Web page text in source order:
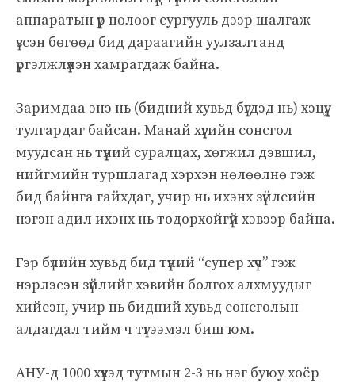
аппаратын үр нөлөөг сургууль дээр шалгаж
үзсэн бөгөөд бид дараагийн уулзалтанд
үргэлжлүүлэн хамрагдаж байна.
Заримдаа энэ нь (бидний хувьд бүгдэд нь) хэцүү,
тулгардаг байсан. Манай хүүгийн сонсгол
муудсан нь түүний суралцах, хөгжил дэвшил,
нийгмийн туршлагад хэрхэн нөлөөлнө гэж
бид байнга гайхдаг, учир нь ихэнх зүйлсийн
нэгэн адил ихэнх нь тодорхойгүй хэвээр байна.
Гэр бүлийн хувьд бид түүний “супер хүч” гэж
нэрлэсэн зүйлийг хэвийн болгох алхмуудыг
хийсэн, учир нь бидний хувьд сонсголын
алдагдал тийм ч түгээмэл биш юм.
АНУ-д 1000 хүүхэд тутмын 2-3 нь нэг буюу хоёр